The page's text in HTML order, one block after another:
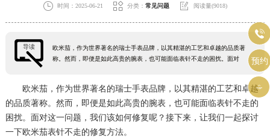
 时间：2025-06-21  分类： 常见问题  阅读量(9018)
导读
欧米茄，作为世界著名的瑞士手表品牌，以其精湛的工艺和卓越的品质著
称。然而，即便是如此高贵的腕表，也可能面临表针不走的困扰。面对
欧米茄，作为世界著名的瑞士手表品牌，以其精湛的工艺和卓越
的品质著称。然而，即便是如此高贵的腕表，也可能面临表针不走的
困扰。面对这一问题，我们该如何修复呢？接下来，让我们一起探讨
一下欧米茄表针不走的修复方法。

预约
